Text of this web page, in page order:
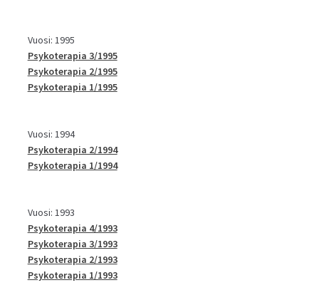
Vuosi: 1995
Psykoterapia 3/1995
Psykoterapia 2/1995
Psykoterapia 1/1995
Vuosi: 1994
Psykoterapia 2/1994
Psykoterapia 1/1994
Vuosi: 1993
Psykoterapia 4/1993
Psykoterapia 3/1993
Psykoterapia 2/1993
Psykoterapia 1/1993